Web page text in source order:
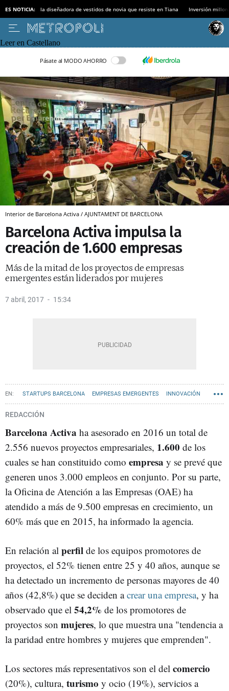
ES NOTICIA: la diseñadora de vestidos de novia que resiste en Tiana Inversión
Leer en Castellano
Pásate al MODO AHORRO
Interior de Barcelona Activa / AJUNTAMENT DE BARCELONA
Barcelona Activa impulsa la
creación de 1.600 empresas
Más de la mitad de los proyectos de empresas
emergentes están liderados por mujeres
7 abril, 2017 15:34
STARTUPS BARCELONA EMPRESAS EMERGENTES INNOVACIÓN
BARCELONA ACTIVA
REDACCIÓN
Barcelona Activa ha asesorado en 2016 un total de
2.556 nuevos proyectos empresariales, 1.600 de los
cuales se han constituido como empresa y se prevé que
generen unos 3.000 empleos en conjunto. Por su parte,
la Oficina de Atención a las Empresas (OAE) ha
atendido a más de 9.500 empresas en crecimiento, un
60% más que en 2015, ha informado la agencia.
En relación al perfil de los equipos promotores de
proyectos, el 52% tienen entre 25 y 40 años, aunque se
ha detectado un incremento de personas mayores de 40
años (42,8%) que se deciden acrear una empresa, y ha
observado que el 54,2% de los promotores de
proyectos son mujeres, lo que muestra una "tendencia a
la paridad entre hombres y mujeres que emprenden".
Los sectores más representativos son el del comercio
(20%), cultura, turismo y ocio (19%), servicios a